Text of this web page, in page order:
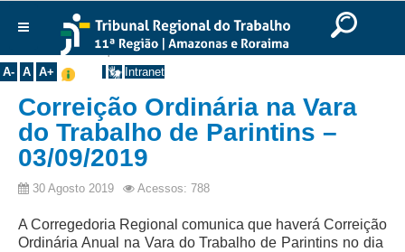
Ir para o rodapé
English
Português Español
A- A A+ Intranet
Institucional
Histórico
Presidência
Corregedoria
Composição
Seções Especializadas
Você está aqui:Início >> Notícias >> Todas as Notícias
Correição Ordinária na Vara
do Trabalho de Parintins –
03/09/2019
30 Agosto 2019 Acessos: 788
A Corregedoria Regional comunica que haverá Correição
Ordinária Anual na Vara do Trabalho de Parintins no dia